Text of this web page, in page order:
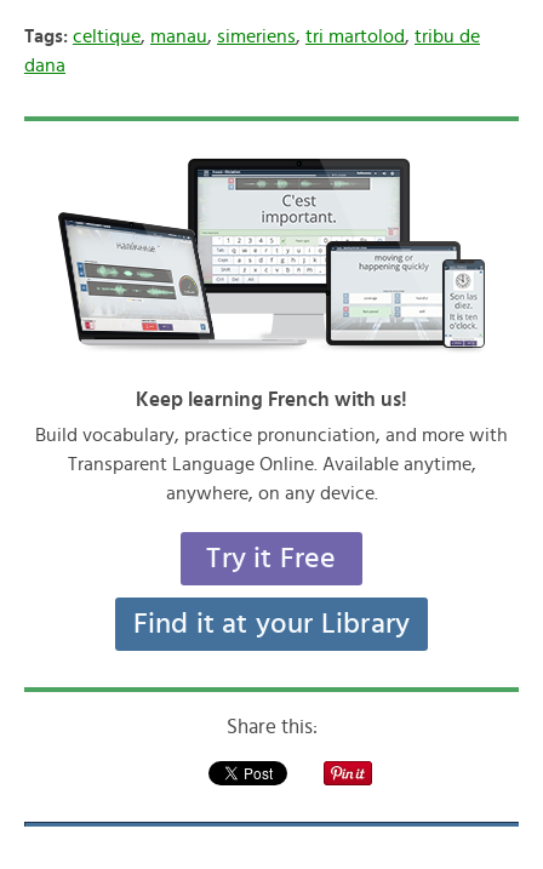
Tags: celtique, manau, simeriens, tri martolod, tribu de
dana
Keep learning French with us!
Build vocabulary, practice pronunciation, and more with
Transparent Language Online. Available anytime,
anywhere, on any device.
Try it Free
Find it at your Library
Share this: